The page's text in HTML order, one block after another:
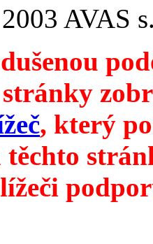
AVAS
, který